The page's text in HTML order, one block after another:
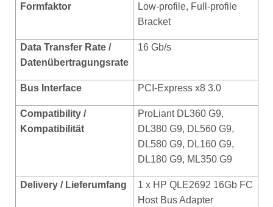
Formfaktor
Low-profile, Full-profile
Bracket
Data Transfer Rate /
Datenübertragungsrate
16 Gb/s
Bus Interface PCI-Express x8 3.0
Compatibility /
Kompatibilität
ProLiant DL360 G9,
DL380 G9, DL560 G9,
DL580 G9, DL160 G9,
DL180 G9, ML350 G9
Delivery / Lieferumfang
1 x HP QLE2692 16Gb FC
Host Bus Adapter